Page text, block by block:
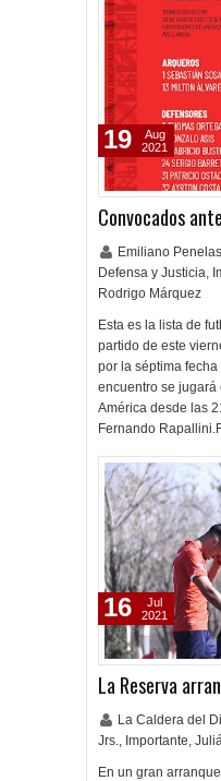
Convocados
Emiliano Penelas
Defensa y Justicia,
Rodrigo Márquez
Esta es la lista de
partido de este
por la séptima fecha
encuentro se jugará
América desde las
Fernando
19
Aug
2021
La Reserva
La Caldera del
Jrs., Importante,
En un gran
16
Jul
2021